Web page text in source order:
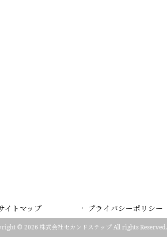
イトマップ プライバシーポリシー
© 2026 株式会社セカンドステップ All rights Reserved.